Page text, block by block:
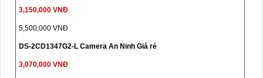
3,150,000 VNĐ
5,500,000 VNĐ
DS-2CD1347G2-L Camera An Ninh Giá rẻ
3,070,000 VNĐ